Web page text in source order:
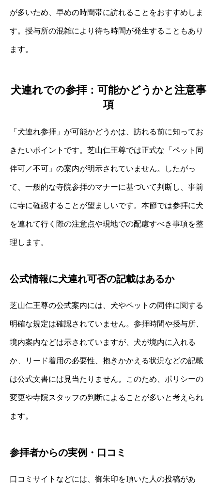
が多いため、早めの時間帯に訪れることをおすすめしま
す。授与所の混雑により待ち時間が発生することもあり
ます。
犬連れでの参拝：可能かどうかと注意事
項
「犬連れ参拝」が可能かどうかは、訪れる前に知ってお
きたいポイントです。芝山仁王尊では正式な「ペット同
伴可／不可」の案内が明示されていません。したがっ
て、一般的な寺院参拝のマナーに基づいて判断し、事前
に寺に確認することが望ましいです。本節では参拝に犬
を連れて行く際の注意点や現地での配慮すべき事項を整
理します。
公式情報に犬連れ可否の記載はあるか
芝山仁王尊の公式案内には、犬やペットの同伴に関する
明確な規定は確認されていません。参拝時間や授与所、
境内案内などは示されていますが、犬が境内に入れる
か、リード着用の必要性、抱きかかえる状況などの記載
は公式文書には見当たりません。このため、ポリシーの
変更や寺院スタッフの判断によることが多いと考えられ
ます。
参拝者からの実例・口コミ
口コミサイトなどには、御朱印を頂いた人の投稿があ